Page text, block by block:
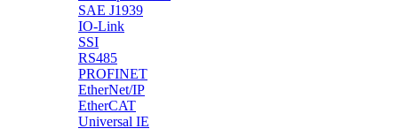
SAE J1939
IO-Link
SSI
RS485
PROFINET
EtherNet/IP
EtherCAT
Universal IE